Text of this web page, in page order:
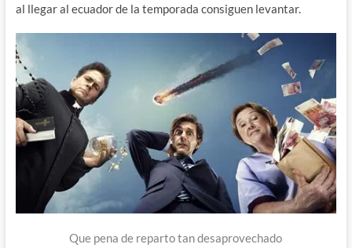
al llegar al ecuador de la temporada consiguen levantar.
Que pena de reparto tan desaprovechado